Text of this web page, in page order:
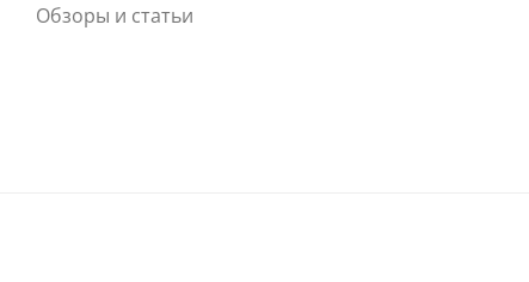
Обзоры и статьи